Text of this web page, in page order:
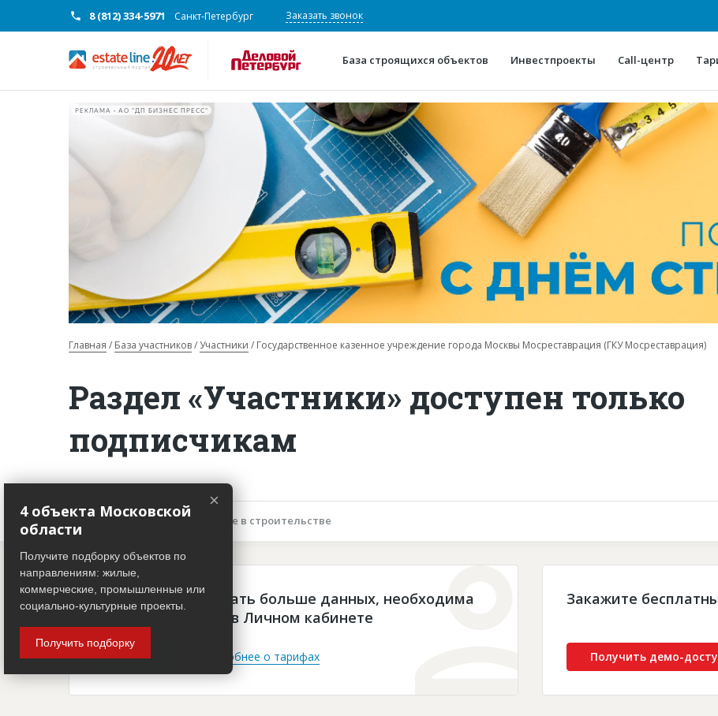
8 (812) 334-5971 Санкт-Петербург Заказать звонок
База строящихся объектов Инвестпроекты Call-центр
О проекте
Конкурентные
Горячие объекты
Глоссарий
РЕКЛАМА • АО "ДП БИЗНЕС ПРЕСС"
Главная База участников Участники Государственное казенное учреждение города Москвы Мосреставрация (ГКУ Мосреставрация)
Раздел «Участники» доступен только
подписчикам
Описание объекта Участие в строительстве
Чтобы просматривать больше данных, необходима
платная подписка в Личном кабинете
Войти Подробнее о тарифах
Закажите
Получить демо-
×
4 объекта Московской
области
Получите подборку объектов по
направлениям: жилые,
коммерческие, промышленные или
социально-культурные проекты.
Получить подборку